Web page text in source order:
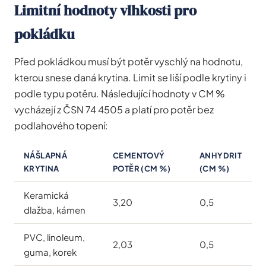
Limitní hodnoty vlhkosti pro
pokládku
Před pokládkou musí být potěr vyschlý na hodnotu,
kterou snese daná krytina. Limit se liší podle krytiny i
podle typu potěru. Následující hodnoty v CM %
vycházejí z ČSN 74 4505 a platí pro potěr bez
podlahového topení:
NÁŠLAPNÁ
KRYTINA
CEMENTOVÝ
POTĚR (CM %)
ANHYDRIT
(CM %)
Keramická
dlažba, kámen
3,20 0,5
PVC, linoleum,
guma, korek
2,03 0,5